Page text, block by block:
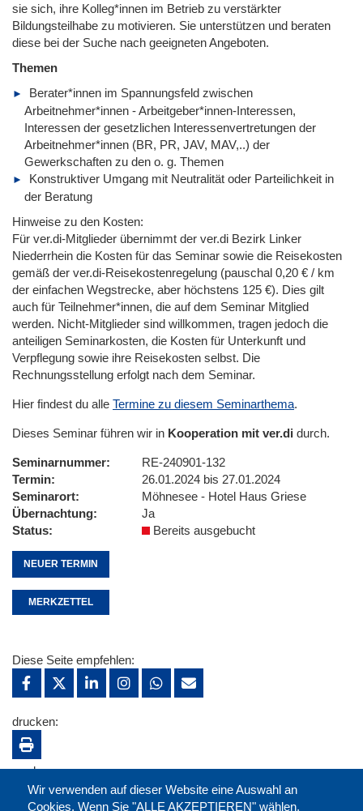
sie sich, ihre Kolleg*innen im Betrieb zu verstärkter
Bildungsteilhabe zu motivieren. Sie unterstützen und beraten
diese bei der Suche nach geeigneten Angeboten.
Themen
Berater*innen im Spannungsfeld zwischen
Arbeitnehmer*innen - Arbeitgeber*innen-Interessen,
Interessen der gesetzlichen Interessenvertretungen der
Arbeitnehmer*innen (BR, PR, JAV, MAV,..) der
Gewerkschaften zu den o. g. Themen
Konstruktiver Umgang mit Neutralität oder Parteilichkeit in
der Beratung
Hinweise zu den Kosten:
Für ver.di-Mitglieder übernimmt der ver.di Bezirk Linker
Niederrhein die Kosten für das Seminar sowie die Reisekosten
gemäß der ver.di-Reisekostenregelung (pauschal 0,20 € / km
der einfachen Wegstrecke, aber höchstens 125 €). Dies gilt
auch für Teilnehmer*innen, die auf dem Seminar Mitglied
werden. Nicht-Mitglieder sind willkommen, tragen jedoch die
anteiligen Seminarkosten, die Kosten für Unterkunft und
Verpflegung sowie ihre Reisekosten selbst. Die
Rechnungsstellung erfolgt nach dem Seminar.
Hier findest du alle Termine zu diesem Seminarthema.
Dieses Seminar führen wir in Kooperation mit ver.di durch.
Seminarnummer
RE-240901-132
Termin
26.01.2024 bis 27.01.2024
Seminarort
Möhnesee - Hotel Haus Griese
Übernachtung
Ja
Status
Bereits ausgebucht
NEUER TERMIN
MERKZETTEL
Wir verwenden auf dieser Website eine Auswahl an
Cookies. Wenn Sie "ALLE AKZEPTIEREN" wählen,
Diese Seite empfehlen:
drucken:
merken: